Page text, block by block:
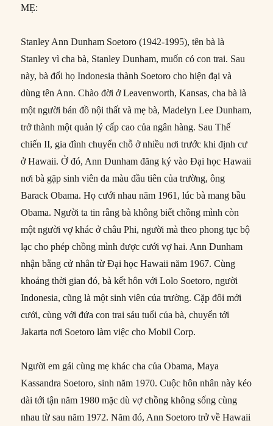
MẸ:
Stanley Ann Dunham Soetoro (1942-1995), tên bà là
Stanley vì cha bà, Stanley Dunham, muốn có con trai. Sau
này, bà đổi họ Indonesia thành Soetoro cho hiện đại và
dùng tên Ann. Chào đời ở Leavenworth, Kansas, cha bà là
một người bán đồ nội thất và mẹ bà, Madelyn Lee Dunham,
trở thành một quản lý cấp cao của ngân hàng. Sau Thế
chiến II, gia đình chuyển chỗ ở nhiều nơi trước khi định cư
ở Hawaii. Ở đó, Ann Dunham đăng ký vào Đại học Hawaii
nơi bà gặp sinh viên da màu đầu tiên của trường, ông
Barack Obama. Họ cưới nhau năm 1961, lúc bà mang bầu
Obama. Người ta tin rằng bà không biết chồng mình còn
một người vợ khác ở châu Phi, người mà theo phong tục bộ
lạc cho phép chồng mình được cưới vợ hai. Ann Dunham
nhận bằng cử nhân từ Đại học Hawaii năm 1967. Cùng
khoảng thời gian đó, bà kết hôn với Lolo Soetoro, người
Indonesia, cũng là một sinh viên của trường. Cặp đôi mới
cưới, cùng với đứa con trai sáu tuổi của bà, chuyển tới
Jakarta nơi Soetoro làm việc cho Mobil Corp.
Người em gái cùng mẹ khác cha của Obama, Maya
Kassandra Soetoro, sinh năm 1970. Cuộc hôn nhân này kéo
dài tới tận năm 1980 mặc dù vợ chồng không sống cùng
nhau từ sau năm 1972. Năm đó, Ann Soetoro trở về Hawaii